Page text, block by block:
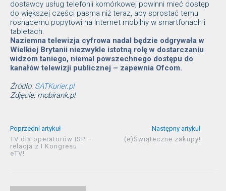
dostawcy usług telefonii komórkowej powinni mieć dostęp
do większej części pasma niż teraz, aby sprostać temu
rosnącemu popytowi na Internet mobilny w smartfonach i
tabletach.
Naziemna telewizja cyfrowa nadal będzie odgrywała w
Wielkiej Brytanii niezwykle istotną rolę w dostarczaniu
widzom taniego, niemal powszechnego dostępu do
kanałów telewizji publicznej – zapewnia Ofcom.
Źródło: SATKurier.pl
Zdjęcie: mobirank.pl
Poprzedni artykuł
TV dla operatorów ISP –
relacja z I Kongresu
eTV!
Następny artykuł
(e)Świąteczne zakupy!